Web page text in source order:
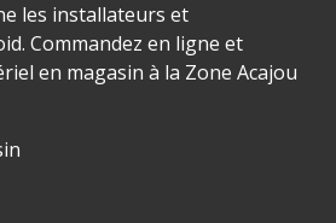
les installateurs et
Commandez en ligne et
en magasin à la Zone Acajou